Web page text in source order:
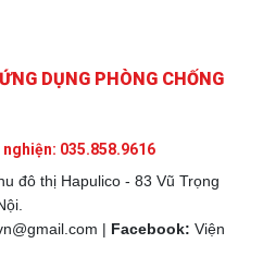
DỤNG PHÒNG CHỐNG
nghiện: 035.858.9616
đô thị Hapulico - 83 Vũ Trọng
| Facebook: Viện